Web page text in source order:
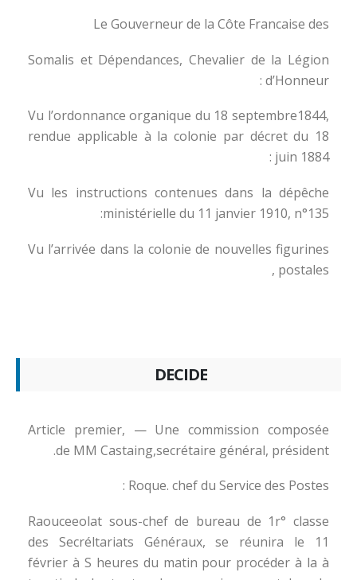
Le Gouverneur de la Côte Francaise des
Somalis et Dépendances, Chevalier de la Légion
d’Honneur :
Vu l’ordonnance organique du 18 septembre1844,
rendue applicable à la colonie par décret du 18
juin 1884 :
Vu les instructions contenues dans la dépêche
ministérielle du 11 janvier 1910, n°135:
Vu l’arrivée dans la colonie de nouvelles figurines
postales ,
DECIDE
Article premier, — Une commission composée
de MM Castaing,secrétaire général, président.
Roque. chef du Service des Postes :
Raouceeolat sous-chef de bureau de 1r° classe
des Secréltariats Généraux, se réunira le 11
février à S heures du matin pour procéder à la à